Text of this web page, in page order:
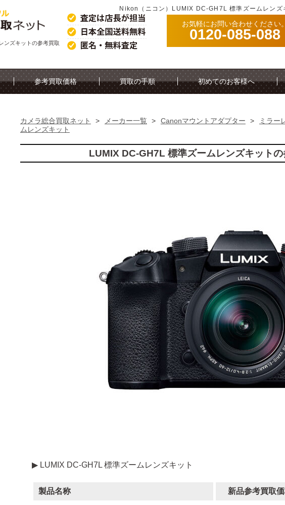
Nikon（ニコン）LUMIX DC-GH7L 標準ズームレンズ
ンズキットの参考買取
お気軽にお問い合わせください。
0120-085-088
参考買取価格 買取の手順 初めてのお客様へ
カメラ総合買取ネット > メーカー一覧 > Canonマウントアダプター > ミラー
ムレンズキット
LUMIX DC-GH7L 標準ズームレンズキット
▶ LUMIX DC-GH7L 標準ズームレンズキット
製品名称 新品参考買取